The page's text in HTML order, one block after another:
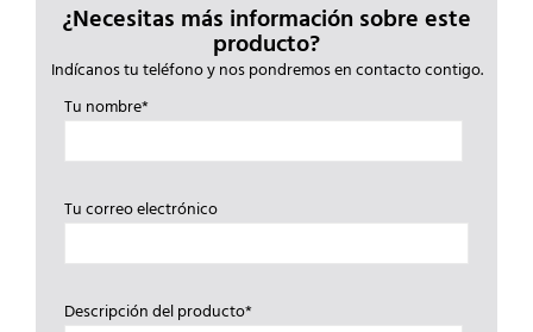
¿Necesitas más información sobre este
producto?
Indícanos tu teléfono y nos pondremos en contacto contigo.
Tu nombre*
Tu correo electrónico
Descripción del producto*